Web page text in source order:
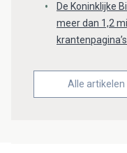
De Koninklijke
meer dan 1,2
Alle artikelen